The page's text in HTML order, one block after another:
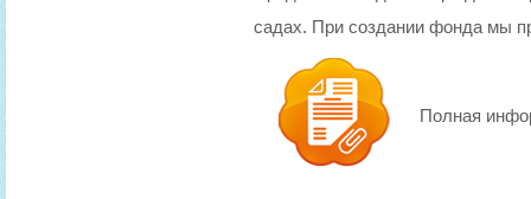
садах. При создании фонда мы
Полная